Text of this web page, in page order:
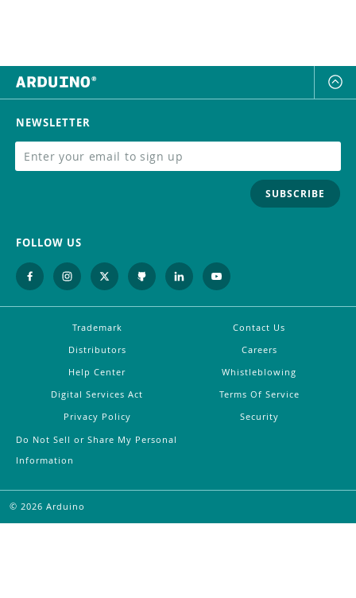
NEWSLETTER
SUBSCRIBE
FOLLOW US
Trademark
Contact Us
Distributors
Careers
Help Center
Whistleblowing
Digital Services Act
Terms Of Service
Privacy Policy
Security
Do Not Sell or Share My Personal
Information
© 2026 Arduino